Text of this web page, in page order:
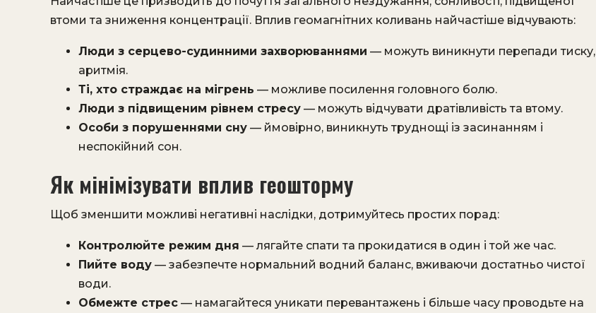
втоми та зниження концентрації. Вплив геомагнітних коливань найчастіше відчувають:
Люди з серцево-судинними захворюваннями — можуть виникнути перепади тиску,
аритмія.
Ті, хто страждає на мігрень — можливе посилення головного болю.
Люди з підвищеним рівнем стресу — можуть відчувати дратівливість та втому.
Особи з порушеннями сну — ймовірно, виникнуть труднощі із засинанням і
неспокійний сон.
Як мінімізувати вплив геошторму
Щоб зменшити можливі негативні наслідки, дотримуйтесь простих порад:
Контролюйте режим дня — лягайте спати та прокидатися в один і той же час.
Пийте воду — забезпечте нормальний водний баланс, вживаючи достатньо чистої
води.
Обмежте стрес — намагайтеся уникати перевантажень і більше часу проводьте на